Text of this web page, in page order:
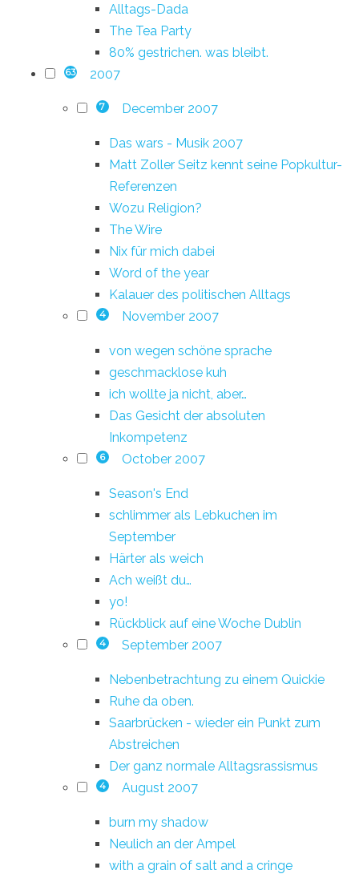
Alltags-Dada
The Tea Party
80% gestrichen. was bleibt.
63 2007
7 December 2007
Das wars - Musik 2007
Matt Zoller Seitz kennt seine Popkultur-
Referenzen
Wozu Religion?
The Wire
Nix für mich dabei
Word of the year
Kalauer des politischen Alltags
4 November 2007
von wegen schöne sprache
geschmacklose kuh
ich wollte ja nicht, aber…
Das Gesicht der absoluten
Inkompetenz
6 October 2007
Season's End
schlimmer als Lebkuchen im
September
Härter als weich
Ach weißt du…
yo!
Rückblick auf eine Woche Dublin
4 September 2007
Nebenbetrachtung zu einem Quickie
Ruhe da oben.
Saarbrücken - wieder ein Punkt zum
Abstreichen
Der ganz normale Alltagsrassismus
4 August 2007
burn my shadow
Neulich an der Ampel
with a grain of salt and a cringe